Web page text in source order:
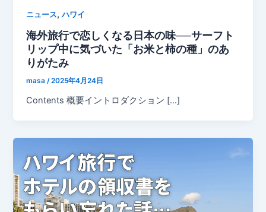
ニュース,ハワイ
海外旅行で恋しくなる日本の味──サーフト
リップ中に気づいた「お米と柿の種」のあ
りがたみ
masa/2025年4月24日
Contents 概要イントロダクション […]